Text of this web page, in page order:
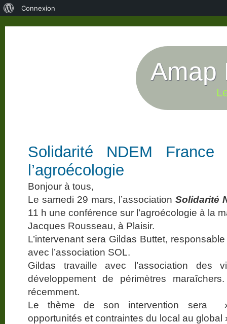
Amap
Solidarité NDEM
l’agroécologie
Bonjour à tous,
Le samedi 29 mars, l’association Solidarité
11 h une conférence sur l’agroécologie à la
Jacques Rousseau, à Plaisir.
L’intervenant sera Gildas Buttet,
avec l’association SOL.
Gildas travaille avec l’association des
développement de périmètres
récemment.
Le thème de son intervention sera »
opportunités et contraintes du local au global
Connexion